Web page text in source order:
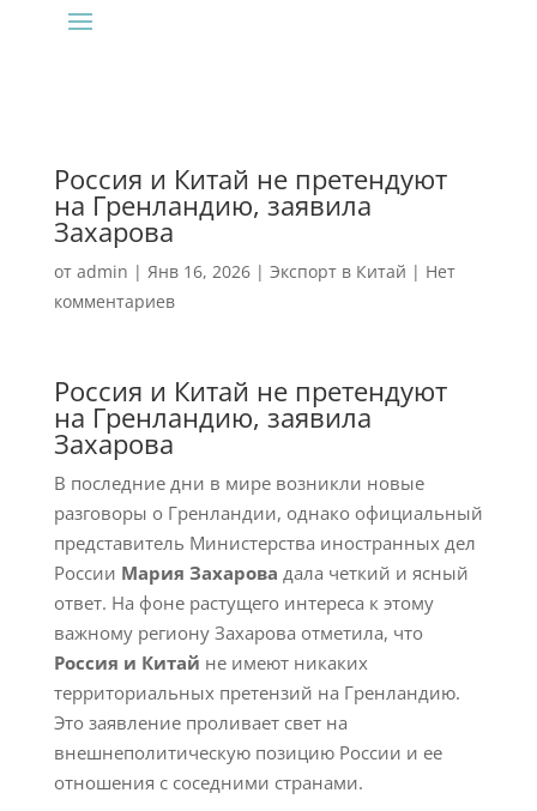
Россия и Китай не претендуют
на Гренландию, заявила
Захарова
от admin | Янв 16, 2026| Экспорт в Китай | Нет
комментариев
Россия и Китай не претендуют
на Гренландию, заявила
Захарова
В последние дни в мире возникли новые
разговоры о Гренландии, однако официальный
представитель Министерства иностранных дел
России Мария Захарова дала четкий и ясный
ответ. На фоне растущего интереса к этому
важному региону Захарова отметила, что
Россия и Китай не имеют никаких
территориальных претензий на Гренландию.
Это заявление проливает свет на
внешнеполитическую позицию России и ее
отношения с соседними странами.